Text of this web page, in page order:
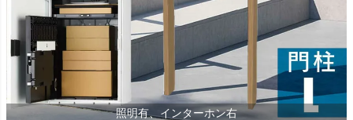
照明有、インターホン右